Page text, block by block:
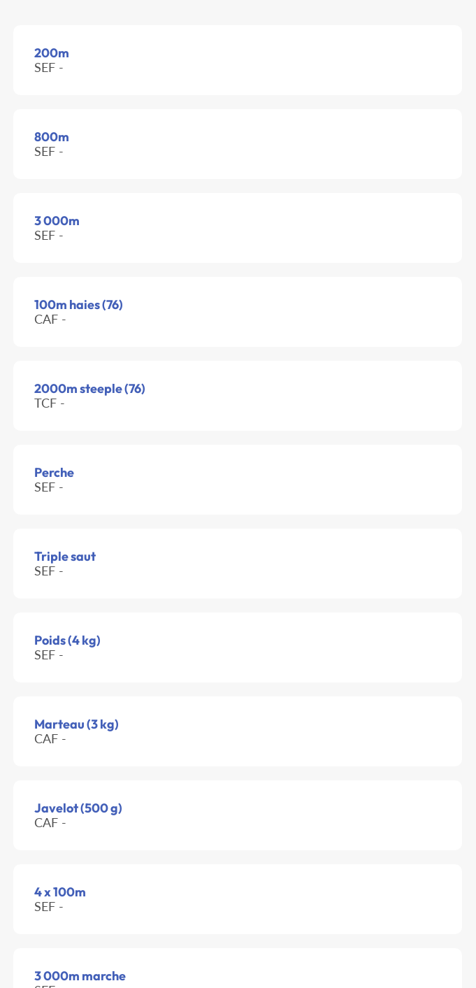
200m
SEF -
800m
SEF -
3 000m
SEF -
100m haies (76)
CAF -
2000m steeple (76)
TCF -
Perche
SEF -
Triple saut
SEF -
Poids (4 kg)
SEF -
Marteau (3 kg)
CAF -
Javelot (500 g)
CAF -
4 x 100m
SEF -
3 000m marche